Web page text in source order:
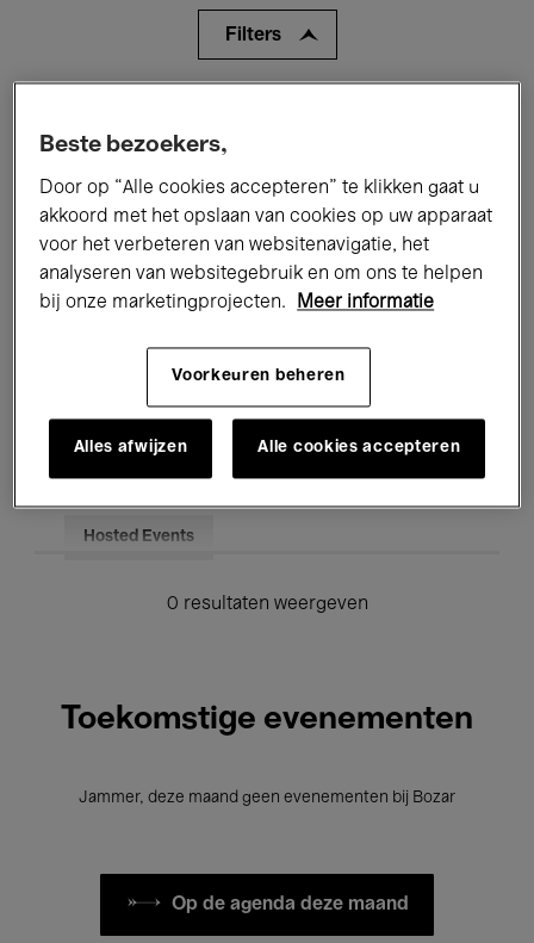
Filters
Performances Lezingen & Debatten
Jazz Klassieke Muziek Global Music
Onderwijs Rondleidingen
Hosted Events
0 resultaten weergeven
Toekomstige evenementen
Jammer, deze maand geen evenementen bij Bozar
Op de agenda deze maand
Beste bezoekers,
Door op “Alle cookies accepteren” te klikken gaat u
akkoord met het opslaan van cookies op uw apparaat
voor het verbeteren van websitenavigatie, het
analyseren van websitegebruik en om ons te helpen
bij onze marketingprojecten.
Meer informatie
Voorkeuren beheren
Alles afwijzen Alle cookies accepteren